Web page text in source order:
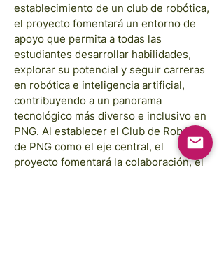
establecimiento de un club de robótica,
el proyecto fomentará un entorno de
apoyo que permita a todas las
estudiantes desarrollar habilidades,
explorar su potencial y seguir carreras
en robótica e inteligencia artificial,
contribuyendo a un panorama
tecnológico más diverso e inclusivo en
PNG. Al establecer el Club de Robótica
de PNG como el eje central, el
proyecto fomentará la colaboración, el